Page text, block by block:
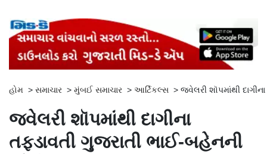
હોમ > સમાચાર > મુંબઈ સમાચાર > આર્ટિકલ્સ > જ્વેલરી શૉપમાંથી
જ્વેલરી શૉપમાંથી દાગીના
તફડાવતી ગુજરાતી ભાઈ-બહેનની